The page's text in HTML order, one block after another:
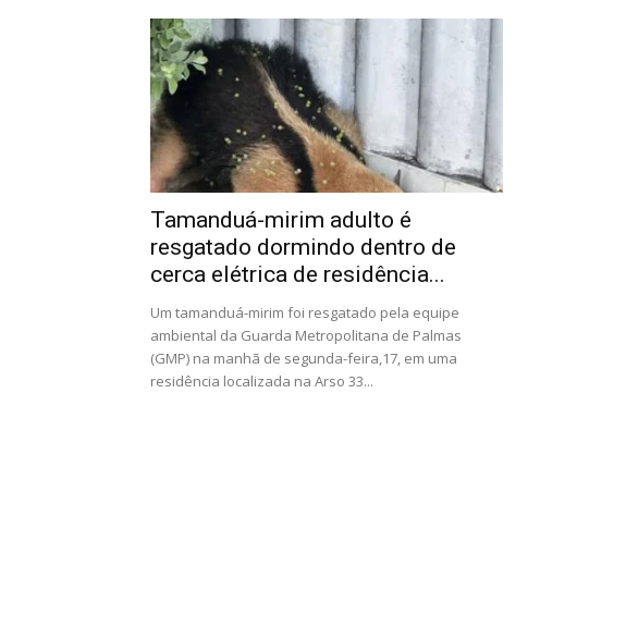
Tamanduá-mirim adulto é
resgatado dormindo dentro de
cerca elétrica de residência...
Um tamanduá-mirim foi resgatado pela equipe
ambiental da Guarda Metropolitana de Palmas
(GMP) na manhã de segunda-feira,17, em uma
residência localizada na Arso 33...